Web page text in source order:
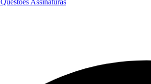
Questões Assinaturas